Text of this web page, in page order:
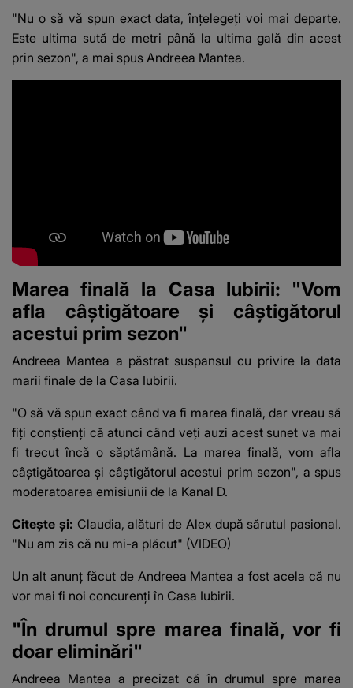
"Nu o să vă spun exact data, înțelegeți voi mai departe.
Este ultima sută de metri până la ultima gală din acest
prin sezon", a mai spus Andreea Mantea.
Marea finală la Casa Iubirii: "Vom
afla câștigătoare și câștigătorul
acestui prim sezon"
Andreea Mantea a păstrat suspansul cu privire la data
marii finale de la Casa Iubirii.
"O să vă spun exact când va fi marea finală, dar vreau să
fiți conștienți că atunci când veți auzi acest sunet va mai
fi trecut încă o săptămână. La marea finală, vom afla
câștigătoarea și câștigătorul acestui prim sezon", a spus
moderatoarea emisiunii de la Kanal D.
Citește și: Claudia, alături de Alex după sărutul pasional.
"Nu am zis că nu mi-a plăcut" (VIDEO)
Un alt anunț făcut de Andreea Mantea a fost acela că nu
vor mai fi noi concurenți în Casa Iubirii.
"În drumul spre marea finală, vor fi
doar eliminări"
Andreea Mantea a precizat că în drumul spre marea